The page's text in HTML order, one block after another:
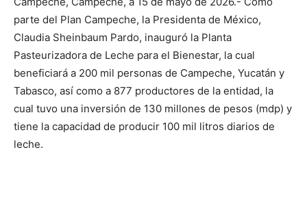
parte del Plan Campeche, la Presidenta de México,
Claudia Sheinbaum Pardo, inauguró la Planta
Pasteurizadora de Leche para el Bienestar, la cual
beneficiará a 200 mil personas de Campeche, Yucatán y
Tabasco, así como a 877 productores de la entidad, la
cual tuvo una inversión de 130 millones de pesos (mdp) y
tiene la capacidad de producir 100 mil litros diarios de
leche.